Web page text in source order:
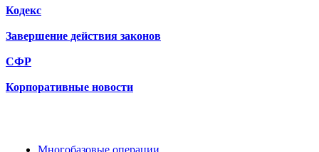
Кодекс
Завершение действия законов
СФР
Корпоративные новости